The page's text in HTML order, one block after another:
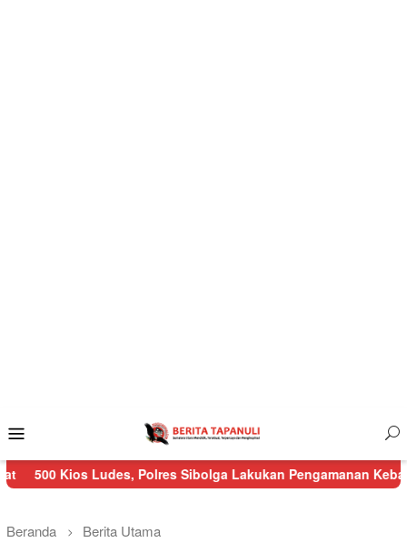
Mobile
Ludes, Polres Sibolga Lakukan Pengamanan Kebakaran Pasar
Beranda Berita Utama